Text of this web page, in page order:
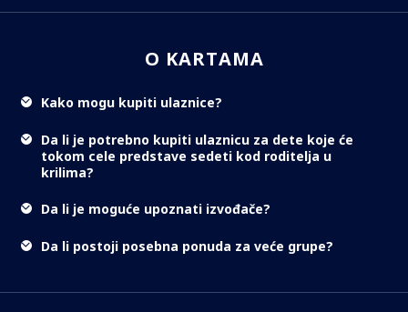
O KARTAMA
Kako mogu kupiti ulaznice?
Da li je potrebno kupiti ulaznicu za dete koje će
tokom cele predstave sedeti kod roditelja u
krilima?
Da li je moguće upoznati izvođače?
Da li postoji posebna ponuda za veće grupe?